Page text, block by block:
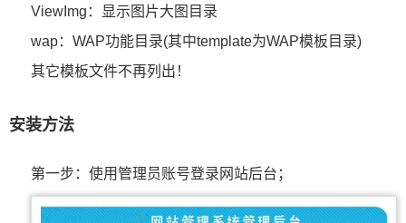
ViewImg：显示图片大图目录
wap：WAP功能目录(其中template为WAP模板目录)
其它模板文件不再列出！
安装方法
第一步：使用管理员账号登录网站后台；